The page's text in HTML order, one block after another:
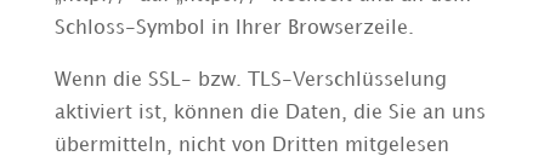
Schloss-Symbol in Ihrer Browserzeile.
Wenn die SSL- bzw. TLS-Verschlüsselung
aktiviert ist, können die Daten, die Sie an uns
übermitteln, nicht von Dritten mitgelesen